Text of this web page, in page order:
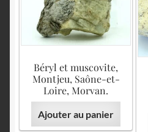
Béryl et muscovite,
Montjeu, Saône-et-
Loire, Morvan.
Ajouter au panier